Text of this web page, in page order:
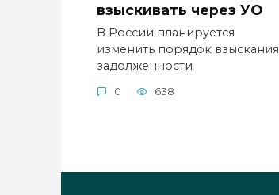
взыскивать через УО
В России планируется
изменить порядок взыскания
задолженности
0 638